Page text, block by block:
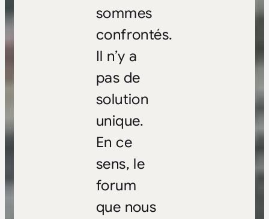
sommes
confrontés.
Il n’y a
pas de
solution
unique.
En ce
sens, le
forum
que nous